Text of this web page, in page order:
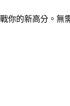
的新高分。無